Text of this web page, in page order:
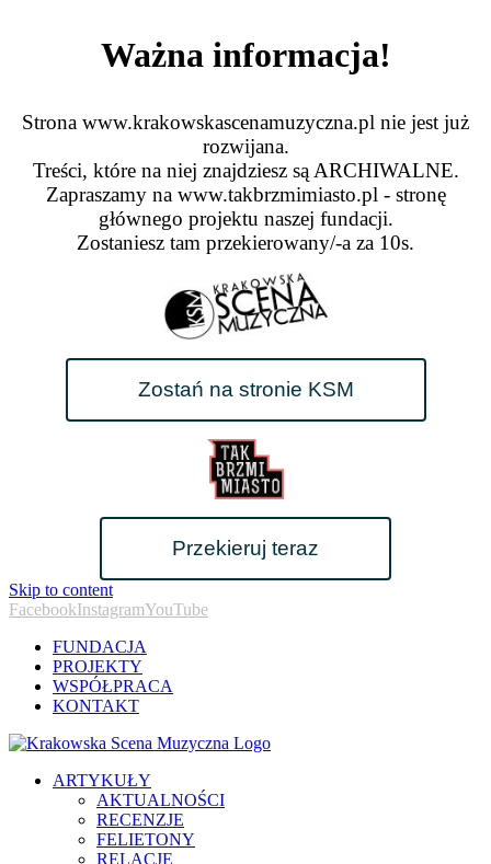
Ważna informacja!
Strona www.krakowskascenamuzyczna.pl nie jest już
rozwijana.
Treści, które na niej znajdziesz są ARCHIWALNE.
Zapraszamy na www.takbrzmimiasto.pl - stronę
głównego projektu naszej fundacji.
Zostaniesz tam przekierowany/-a za 10s.
Zostań na stronie KSM
Przekieruj teraz
Skip to content
FacebookInstagramYouTube
FUNDACJA
PROJEKTY
WSPÓŁPRACA
KONTAKT
ARTYKUŁY
AKTUALNOŚCI
RECENZJE
FELIETONY
RELACJE